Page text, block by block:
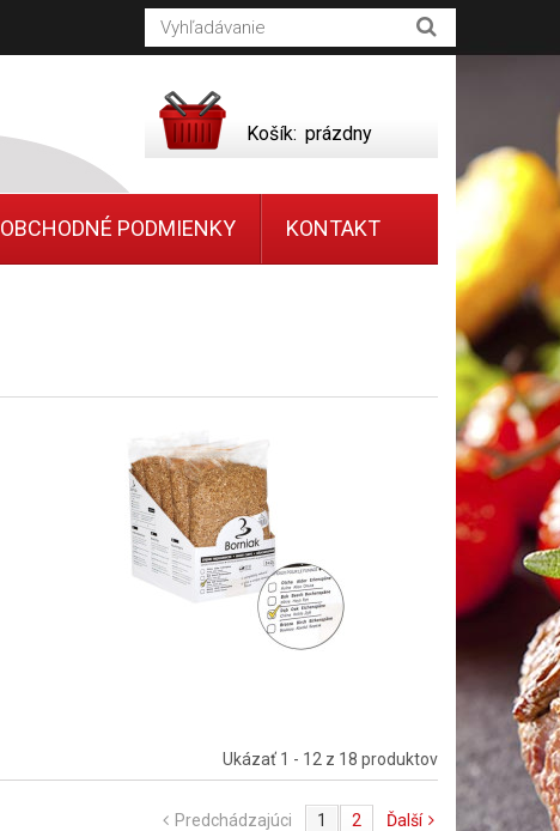
Ukázať 1 - 12 z 18 produktov
Predchádzajúci 1 2 Ďalší
Košík: prázdny
OBCHODNÉ PODMIENKY KONTAKT